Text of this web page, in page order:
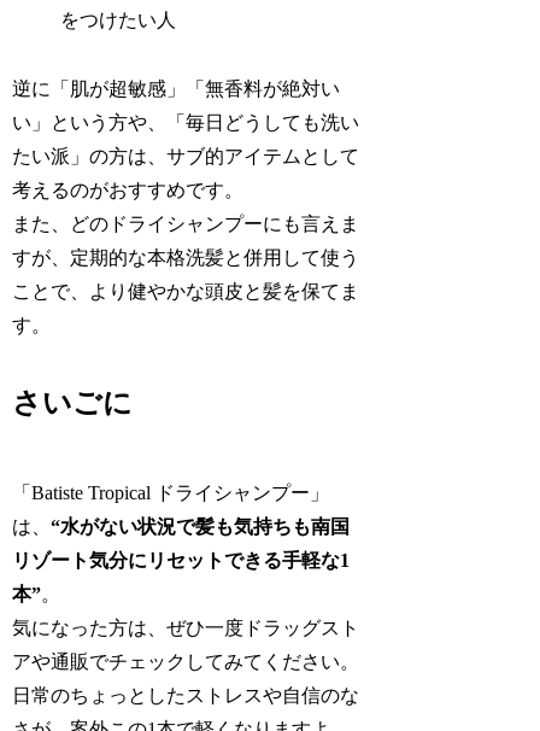
をつけたい人
逆に「肌が超敏感」「無香料が絶対い
い」という方や、「毎日どうしても洗い
たい派」の方は、サブ的アイテムとして
考えるのがおすすめです。
また、どのドライシャンプーにも言えま
すが、定期的な本格洗髪と併用して使う
ことで、より健やかな頭皮と髪を保てま
す。
さいごに
「Batiste Tropical ドライシャンプー」
は、“水がない状況で髪も気持ちも南国
リゾート気分にリセットできる手軽な1
本”。
気になった方は、ぜひ一度ドラッグスト
アや通販でチェックしてみてください。
日常のちょっとしたストレスや自信のな